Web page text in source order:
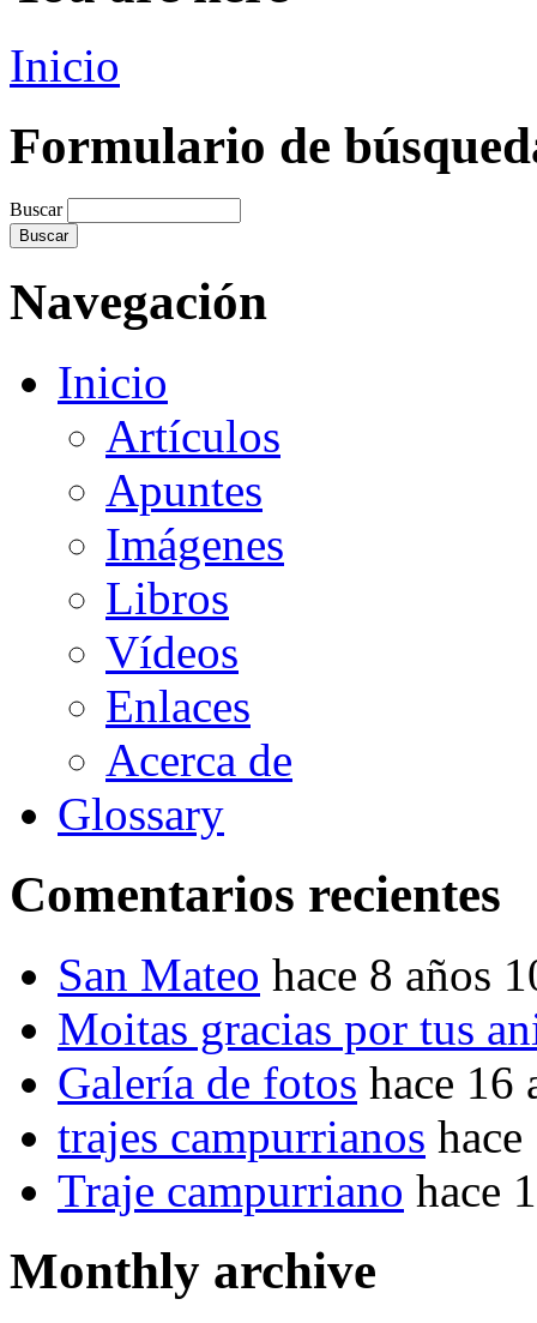
Inicio
Formulario de
Buscar
Navegación
Inicio
Artículos
Apuntes
Imágenes
Libros
Vídeos
Enlaces
Acerca de
Glossary
Comentarios recientes
San Mateo hace 8 años
Moitas gracias por tus
Galería de fotos hace 16
trajes campurrianos
Traje campurriano hace
Monthly archive